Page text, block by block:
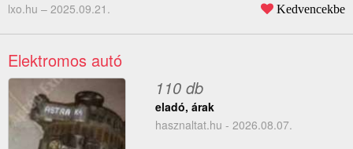
lxo.hu – 2025.09.21. Kedvencekbe
Elektromos autó
110 db
eladó, árak
hasznaltat.hu - 2026.08.07.